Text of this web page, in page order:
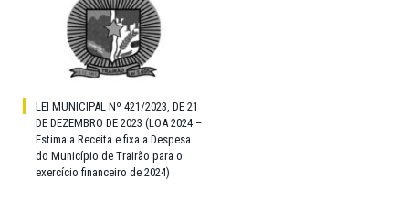
LEI MUNICIPAL Nº 421/2023, DE 21
DE DEZEMBRO DE 2023 (LOA 2024 –
Estima a Receita e fixa a Despesa
do Município de Trairão para o
exercício financeiro de 2024)